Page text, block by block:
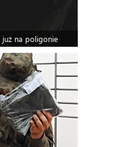
już na poligonie